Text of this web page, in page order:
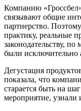
Компанию
связывают общие
партнерство.
практику, реальные
законодательству,
были исключительно
Дегустация
показала, что
старается быть на
мероприятие, узнали